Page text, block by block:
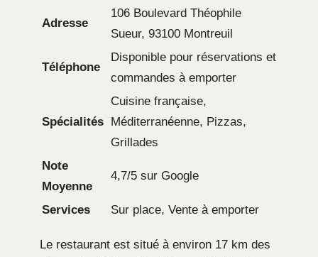
Adresse
106 Boulevard Théophile
Sueur, 93100 Montreuil
Téléphone
Disponible pour réservations et
commandes à emporter
Spécialités
Cuisine française,
Méditerranéenne, Pizzas,
Grillades
Note
Moyenne
4,7/5 sur Google
Services Sur place, Vente à emporter
Le restaurant est situé à environ 17 km des